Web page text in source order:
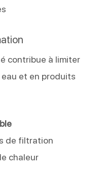
contribue à limiter
et en produits
de filtration
chaleur